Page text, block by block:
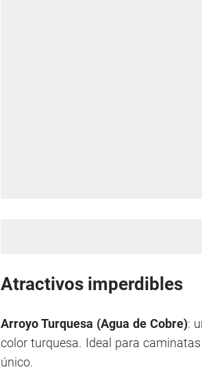
Atractivos imperdibles
Arroyo Turquesa (Agua de Cobre):
color turquesa. Ideal para
único.